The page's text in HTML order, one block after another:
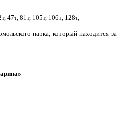
47т, 81т, 105т, 106т, 128т,
парка, который находится за